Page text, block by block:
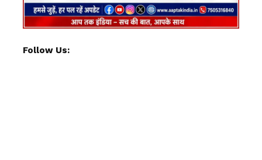
Follow Us: